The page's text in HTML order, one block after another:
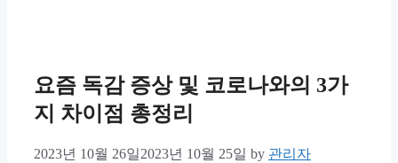
요즘 독감 증상 및 코로나와의 3가
지 차이점 총정리
2023년 10월 26일2023년 10월 25일 by 관리자